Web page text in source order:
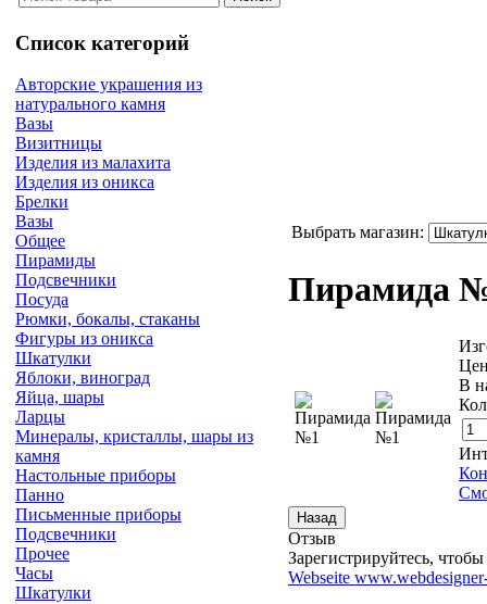
Список категорий
Авторские украшения из
натурального камня
Вазы
Визитницы
Изделия из малахита
Изделия из оникса
Брелки
Вазы
Общее
Пирамиды
Подсвечники
Посуда
Рюмки, бокалы, стаканы
Фигуры из оникса
Шкатулки
Яблоки, виноград
Яйца, шары
Ларцы
Минералы, кристаллы, шары из
камня
Настольные приборы
Панно
Письменные приборы
Подсвечники
Прочее
Часы
Шкатулки
Выбрать магазин:
Пирамида
В
Отзыв
Зарегистрируйтесь, чтобы
Webseite